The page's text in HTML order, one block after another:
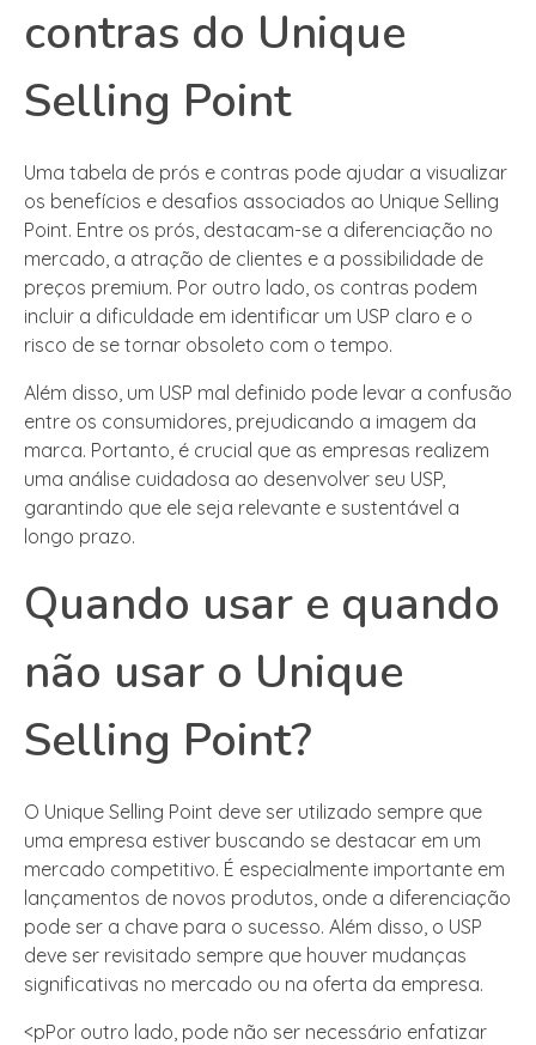
contras do Unique
Selling Point
Uma tabela de prós e contras pode ajudar a visualizar
os benefícios e desafios associados ao Unique Selling
Point. Entre os prós, destacam-se a diferenciação no
mercado, a atração de clientes e a possibilidade de
preços premium. Por outro lado, os contras podem
incluir a dificuldade em identificar um USP claro e o
risco de se tornar obsoleto com o tempo.
Além disso, um USP mal definido pode levar a confusão
entre os consumidores, prejudicando a imagem da
marca. Portanto, é crucial que as empresas realizem
uma análise cuidadosa ao desenvolver seu USP,
garantindo que ele seja relevante e sustentável a
longo prazo.
Quando usar e quando
não usar o Unique
Selling Point?
O Unique Selling Point deve ser utilizado sempre que
uma empresa estiver buscando se destacar em um
mercado competitivo. É especialmente importante em
lançamentos de novos produtos, onde a diferenciação
pode ser a chave para o sucesso. Além disso, o USP
deve ser revisitado sempre que houver mudanças
significativas no mercado ou na oferta da empresa.
<pPor outro lado, pode não ser necessário enfatizar